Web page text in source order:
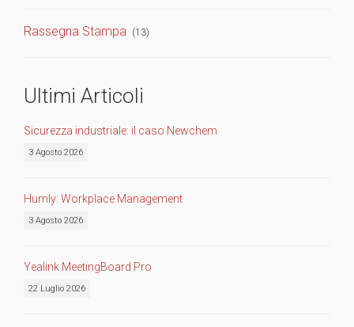
Rassegna Stampa (13)
Ultimi Articoli
Sicurezza industriale: il caso Newchem
3 Agosto 2026
Humly: Workplace Management
3 Agosto 2026
Yealink MeetingBoard Pro
22 Luglio 2026